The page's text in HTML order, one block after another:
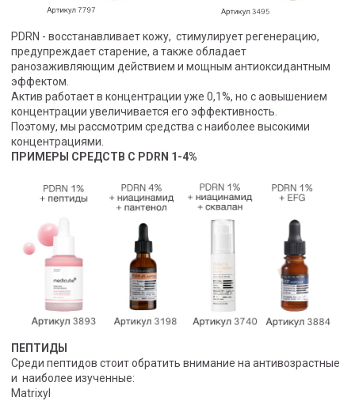
PDRN - восстанавливает кожу, стимулирует регенерацию,
предупреждает старение, а также обладает
ранозаживляющим действием и мощным антиоксидантным
эффектом.
Актив работает в концентрации уже 0,1%, но с аовышением
концентрации увеличивается его эффективность.
Поэтому, мы рассмотрим средства с наиболее высокими
концентрациями.
ПРИМЕРЫ СРЕДСТВ С PDRN 1-4%
ПЕПТИДЫ
Среди пептидов стоит обратить внимание на антивозрастные
и наиболее изученные:
Matrixyl